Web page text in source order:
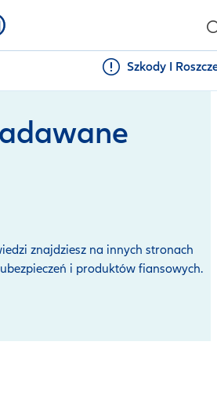
Szkody I
znajdziesz na innych stronach
i produktów fiansowych.